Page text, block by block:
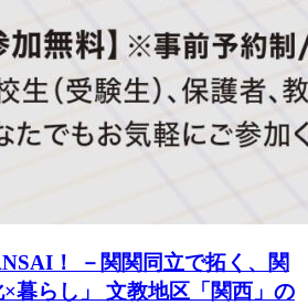
！ －関関同立で拓く、関
暮らし」 文教地区「関西」の